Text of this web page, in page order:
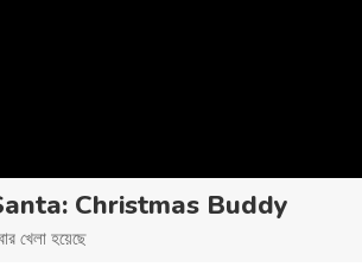
Christmas Buddy
খেলা হয়েছে